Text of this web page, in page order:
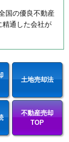
国の優良不動産
精通した会社が
土地売却法
不動産売却
TOP